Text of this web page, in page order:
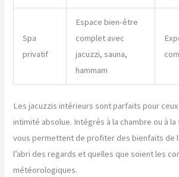
Spa
privatif
Espace bien-être
complet avec
jacuzzi, sauna,
hammam
Les jacuzzis intérieurs sont parfaits pour
intimité absolue. Intégrés à la chambre ou à la
vous permettent de profiter des bienfaits de
l’abri des regards et quelles que soient les
météorologiques.